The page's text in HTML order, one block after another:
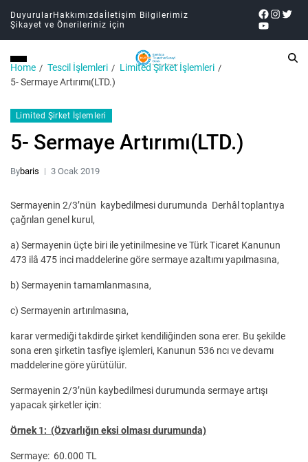
Duyurular Hakkımızda
İletişim Bilgilerimiz
Şikayet ve Önerileriniz için
Home Tescil İşlemleri
Limited Şirket İşlemleri
5- Sermaye Artırımı(LTD.)
Limited Şirket İşlemleri
5- Sermaye Artırımı(LTD.)
Bybaris 3 Ocak 2019
Sermayenin 2/3’nün kaybedilmesi durumunda Derhâl toplantıya
çağrılan genel kurul,
a) Sermayenin üçte biri ile yetinilmesine ve Türk Ticaret Kanunun
473 ilâ 475 inci maddelerine göre sermaye azaltımı yapılmasına,
b) Sermayenin tamamlanmasına,
c) Sermayenin artırılmasına,
karar vermediği takdirde şirket kendiliğinden sona erer. Bu şekilde
sona eren şirketin tasfiye işlemleri, Kanunun 536 ncı ve devamı
maddelerine göre yürütülür.
Sermayenin 2/3’nün kaybedilmesi durumunda sermaye artışı
yapacak şirketler için:
Örnek 1: (Özvarlığın eksi olması durumunda)
Sermaye: 60.000 TL